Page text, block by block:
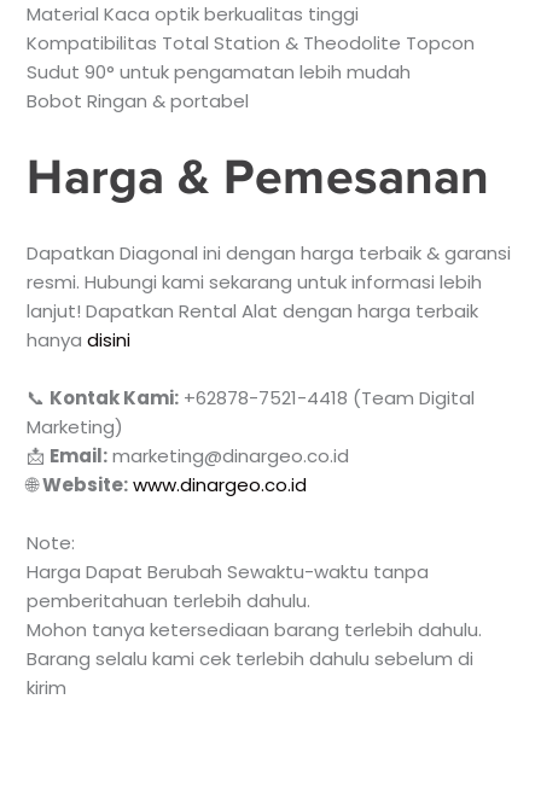
Material Kaca optik berkualitas tinggi
Kompatibilitas Total Station & Theodolite Topcon
Sudut 90° untuk pengamatan lebih mudah
Bobot Ringan & portabel
Harga & Pemesanan
Dapatkan Diagonal ini dengan harga terbaik & garansi
resmi. Hubungi kami sekarang untuk informasi lebih
lanjut! Dapatkan Rental Alat dengan harga terbaik
hanyadisini
📞 Kontak Kami: +62878-7521-4418 (Team Digital
Marketing)
📩 Email:marketing@dinargeo.co.id
🌐Website: www.dinargeo.co.id
Note:
Harga Dapat Berubah Sewaktu-waktu tanpa
pemberitahuan terlebih dahulu.
Mohon tanya ketersediaan barang terlebih dahulu.
Barang selalu kami cek terlebih dahulu sebelum di
kirim